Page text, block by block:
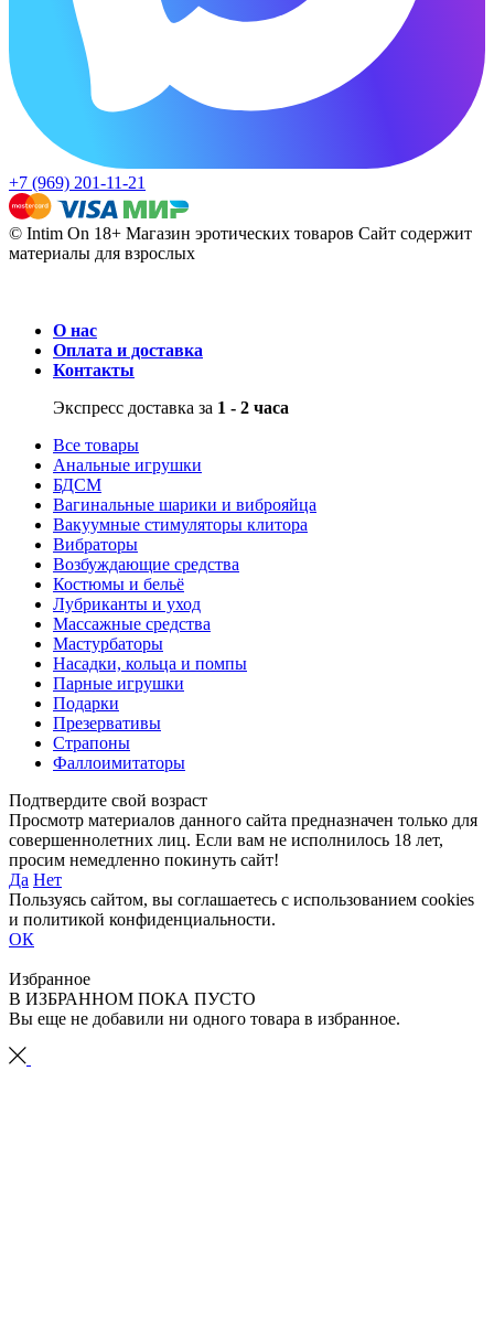
+7 (969) 201-11-21
© Intim On 18+ Магазин эротических товаров Сайт содержит
материалы для взрослых
О нас
Оплата и доставка
Контакты
Экспресс доставка за 1 - 2 часа
Все товары
Анальные игрушки
БДСМ
Вагинальные шарики и виброяйца
Вакуумные стимуляторы клитора
Вибраторы
Возбуждающие средства
Костюмы и бельё
Лубриканты и уход
Массажные средства
Мастурбаторы
Насадки, кольца и помпы
Парные игрушки
Подарки
Презервативы
Страпоны
Фаллоимитаторы
Подтвердите свой возраст
Просмотр материалов данного сайта предназначен только для
совершеннолетних лиц. Если вам не исполнилось 18 лет,
просим немедленно покинуть сайт!
Да Нет
Пользуясь сайтом, вы соглашаетесь с использованием cookies
и политикой конфиденциальности.
ОК
Избранное
В ИЗБРАННОМ ПОКА ПУСТО
Вы еще не добавили ни одного товара в избранное.